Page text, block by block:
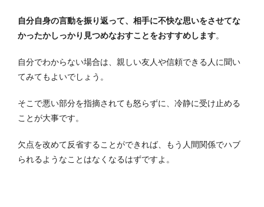
自分自身の言動を振り返って、相手に不快な思いをさせてな
かったかしっかり見つめなおすことをおすすめします。
自分でわからない場合は、親しい友人や信頼できる人に聞い
てみてもよいでしょう。
そこで悪い部分を指摘されても怒らずに、冷静に受け止める
ことが大事です。
欠点を改めて反省することができれば、もう人間関係でハブ
られるようなことはなくなるはずですよ。